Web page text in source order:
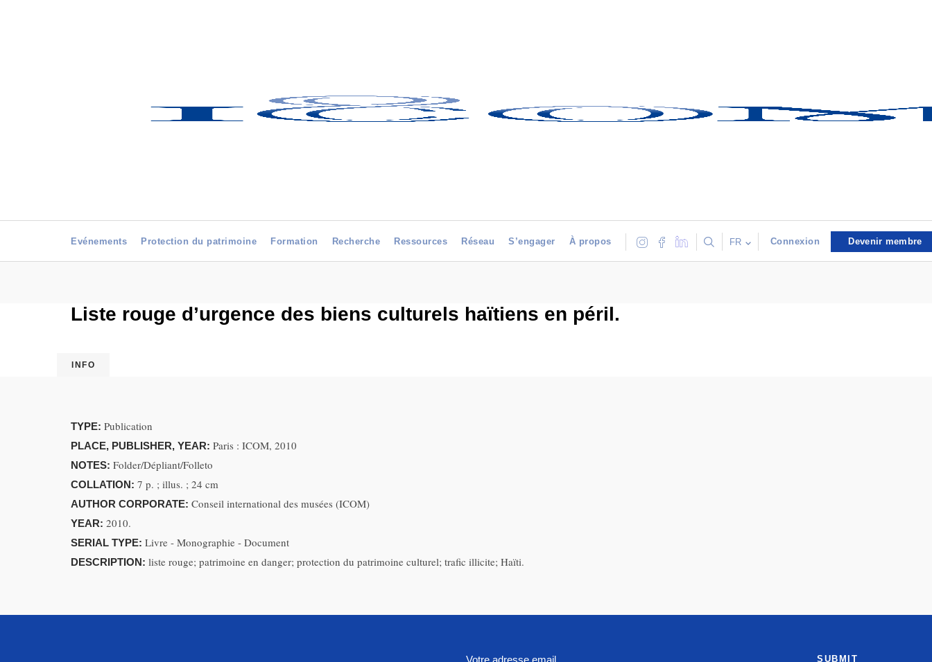
Evénements Protection du patrimoine Formation Recherche Ressources Réseau S’engager À propos FR Connexion Devenir membre
Liste rouge d’urgence des biens culturels haïtiens en péril.
INFO
TYPE: Publication
PLACE, PUBLISHER, YEAR: Paris : ICOM, 2010
NOTES: Folder/Dépliant/Folleto
COLLATION: 7 p. ; illus. ; 24 cm
AUTHOR CORPORATE: Conseil international des musées (ICOM)
YEAR: 2010.
SERIAL TYPE: Livre - Monographie - Document
DESCRIPTION: liste rouge; patrimoine en danger; protection du patrimoine culturel; trafic illicite; Haïti.
SUBMIT